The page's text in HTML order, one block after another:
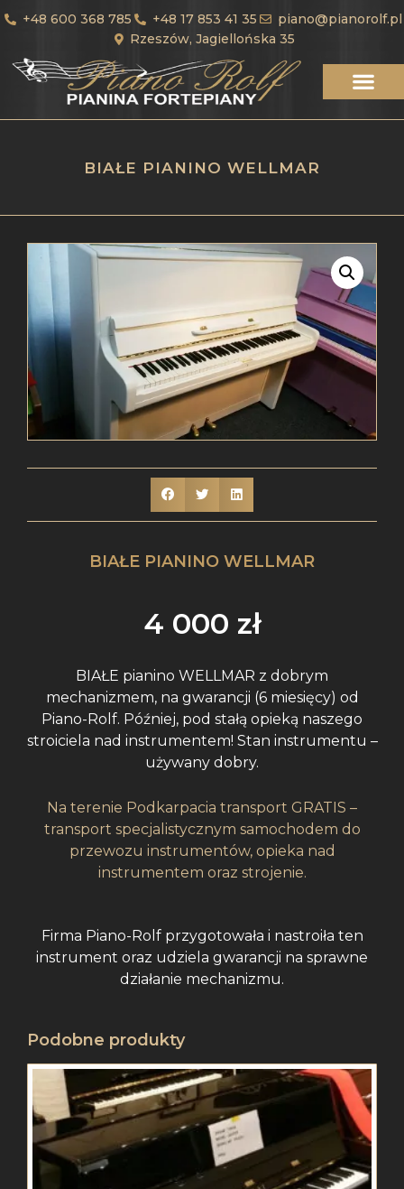
+48 600 368 785 +48 17 853 41 35
piano@pianorolf.pl
Rzeszów, Jagiellońska 35
BIAŁE PIANINO WELLMAR
BIAŁE PIANINO WELLMAR
4 000 zł
BIAŁE pianino WELLMAR z dobrym
mechanizmem, na gwarancji (6 miesięcy) od
Piano-Rolf. Później, pod stałą opieką naszego
stroiciela nad instrumentem! Stan instrumentu –
używany dobry.
Na terenie Podkarpacia transport GRATIS –
transport specjalistycznym samochodem do
przewozu instrumentów, opieka nad
instrumentem oraz strojenie.
Firma Piano-Rolf przygotowała i nastroiła ten
instrument oraz udziela gwarancji na sprawne
działanie mechanizmu.
Podobne produkty